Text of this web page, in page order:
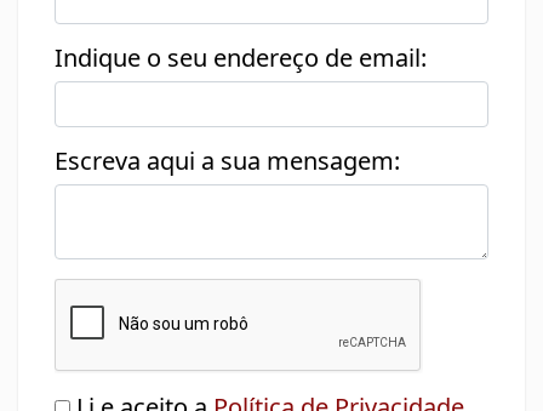
Indique o seu endereço de email:
Escreva aqui a sua mensagem: